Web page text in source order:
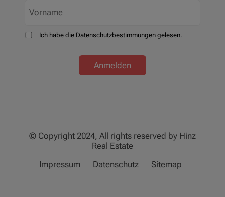
Ich habe die Datenschutzbestimmungen gelesen.
Anmelden
© Copyright 2024, All rights reserved by Hinz
Real Estate
Impressum
Datenschutz Sitemap